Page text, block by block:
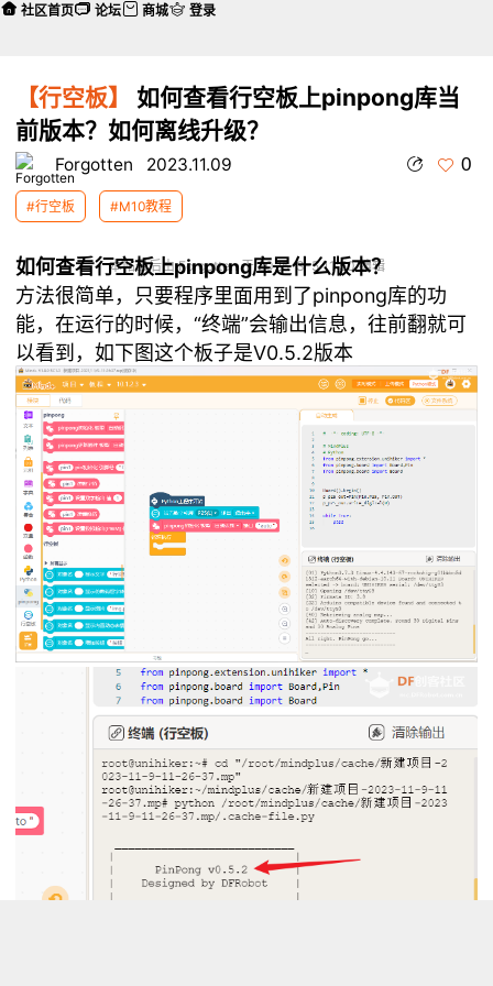
【行空板】
如何查看行空板上pinpong库当
前版本？如何离线升级？
Forgotten 2023.11.09 0
#行空板 #M10教程
本帖最后由 Forgotten 于 2025-3-5 11:50 编辑
如何查看行空板上pinpong库是什么版本？
方法很简单，只要程序里面用到了pinpong库的功
能，在运行的时候，“终端”会输出信息，往前翻就可
以看到，如下图这个板子是V0.5.2版本
社区首页 论坛 商城 登录